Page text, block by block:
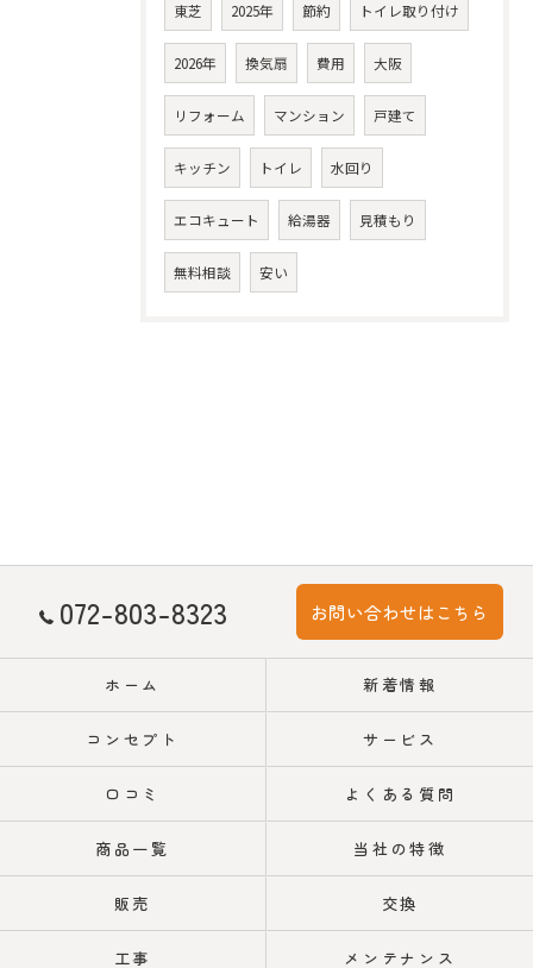
東芝 2025年 節約 トイレ取り付け
2026年 換気扇 費用 大阪
リフォーム マンション 戸建て
キッチン トイレ 水回り
エコキュート 給湯器 見積もり
無料相談 安い
072-803-8323 お問い合わせはこちら
ホーム 新着情報
コンセプト サービス
口コミ よくある質問
商品一覧 当社の特徴
販売 交換
工事 メンテナンス